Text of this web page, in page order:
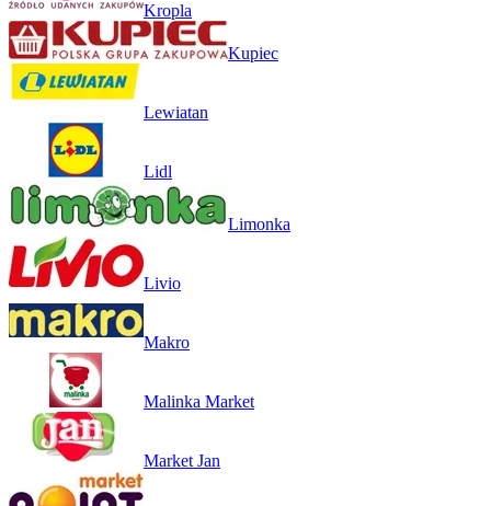
Kropla
Kupiec
Lewiatan
Lidl
Limonka
Livio
Makro
Malinka Market
Market Jan